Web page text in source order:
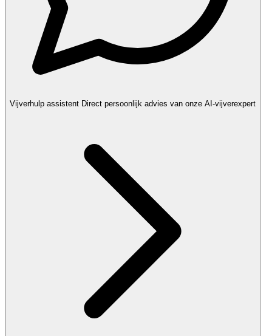
Vijverhulp assistent Direct persoonlijk advies van onze AI-vijverexpert